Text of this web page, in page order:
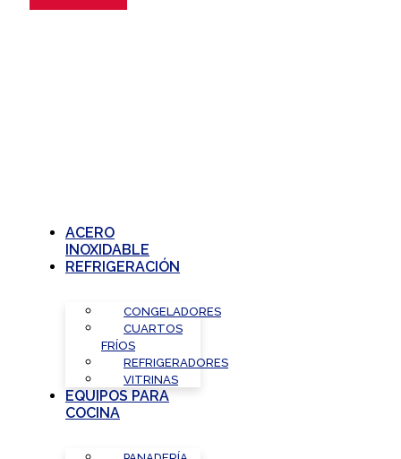
ACERO
INOXIDABLE
REFRIGERACIÓN
CONGELADORES
CUARTOS
FRÍOS
REFRIGERADORES
VITRINAS
EQUIPOS PARA
COCINA